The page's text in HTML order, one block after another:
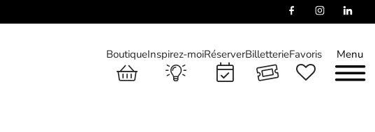
Menu
BoutiqueInspirez-moiRéserverBilletterieFavoris